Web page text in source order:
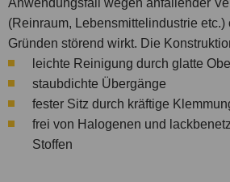
(Reinraum, Lebensmittelindustrie etc.)
Gründen störend wirkt. Die
leichte Reinigung durch glatte
staubdichte Übergänge
fester Sitz durch kräftige
frei von Halogenen und
Stoffen